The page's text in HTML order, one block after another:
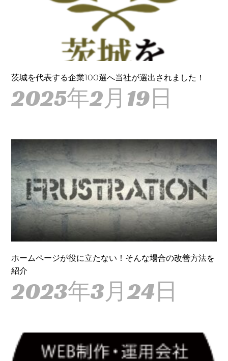
茨城を代表する企業100選へ当社が選出されました！
2025年2月19日
ホームページが役に立たない！そんな場合の改善方法を
紹介
2023年3月24日